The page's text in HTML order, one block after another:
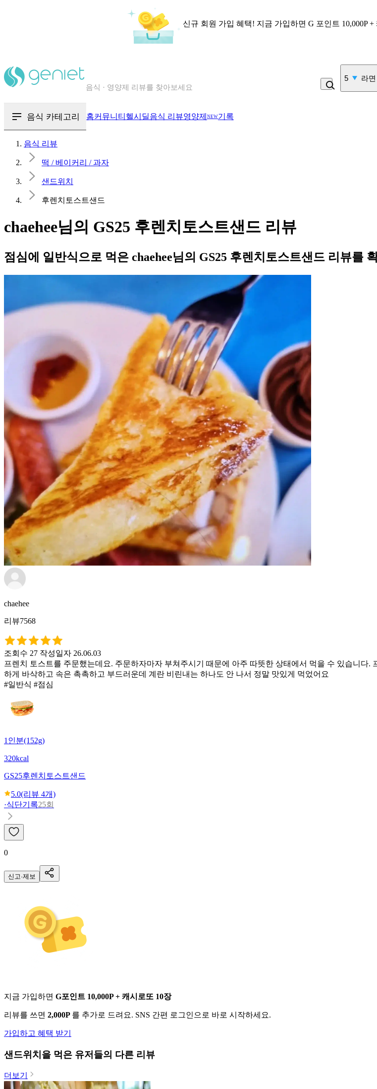
신규 회원 가입 혜택! 지금 가입하면 G 포인트 10,000P
6 커피
음식 카테고리 홈커뮤니티 헬시딜음식 리뷰영양제 NEW기록
음식 리뷰
떡 / 베이커리 / 과자
샌드위치
후렌치토스트샌드
chaehee님의 GS25 후렌치토스트샌드 리뷰
점심에 일반식으로 먹은 chaehee님의 GS25 후렌치토스트샌드 리뷰를
chaehee
리뷰7568
조회수 27 작성일자 26.06.03
프렌치 토스트를 주문했는데요. 주문하자마자 부쳐주시기 때문에 아주 따뜻한 상태에서 먹을 수 있습니다
하게 바삭하고 속은 촉촉하고 부드러운데 계란 비린내는 하나도 안 나서 정말 맛있게 먹었어요
#일반식 #점심
1인분(152g)
320kcal
GS25후렌치토스트샌드
5.0(리뷰 4개)
·식단기록25회
0
신고·제보
지금 가입하면 G포인트 10,000P + 캐시로또 10장
리뷰를 쓰면 2,000P 를 추가로 드려요. SNS 간편 로그인으로 바로 시작하세요.
가입하고 혜택 받기
샌드위치 을 먹은 유저들의 다른 리뷰
더보기